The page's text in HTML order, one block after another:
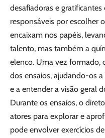
desafiadoras e
responsáveis por escolher
encaixam nos papéis,
talento, mas também a
elenco. Uma vez formado,
dos ensaios, ajudando-os
e a entender a visão geral
Durante os ensaios, o
atores para explorar e
pode envolver exercícios